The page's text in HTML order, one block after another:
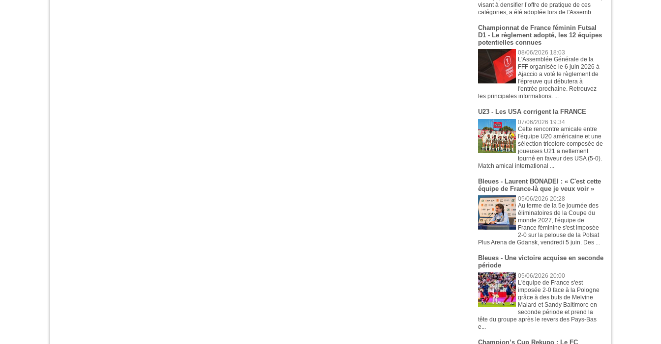
visant à densifier l’offre de pratique de ces
catégories, a été adoptée lors de l'Assemb...
Championnat de France féminin Futsal
D1 - Le règlement adopté, les 12 équipes
potentielles connues
08/06/2026 18:03
L'Assemblée Générale de la
FFF organisée le 6 juin 2026 à
Ajaccio a voté le règlement de
l'épreuve qui débutera à
l'entrée prochaine. Retrouvez
les principales informations. ...
U23 - Les USA corrigent la FRANCE
07/06/2026 19:34
Cette rencontre amicale entre
l'équipe U20 américaine et une
sélection tricolore composée de
joueuses U21 a nettement
tourné en faveur des USA (5-0).
Match amical international ...
Bleues - Laurent BONADEI : « C'est cette
équipe de France-là que je veux voir »
05/06/2026 20:28
Au terme de la 5e journée des
éliminatoires de la Coupe du
monde 2027, l'équipe de
France féminine s'est imposée
2-0 sur la pelouse de la Polsat
Plus Arena de Gdansk, vendredi 5 juin. Des ...
Bleues - Une victoire acquise en seconde
période
05/06/2026 20:00
L'équipe de France s'est
imposée 2-0 face à la Pologne
grâce à des buts de Melvine
Malard et Sandy Baltimore en
seconde période et prend la
tête du groupe après le revers des Pays-Bas
e...
Champion’s Cup Rekupo : Le FC